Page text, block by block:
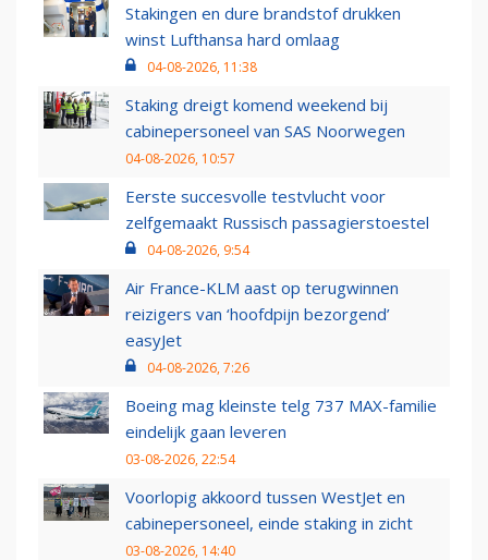
Stakingen en dure brandstof drukken
winst Lufthansa hard omlaag
04-08-2026, 11:38
Staking dreigt komend weekend bij
cabinepersoneel van SAS Noorwegen
04-08-2026, 10:57
Eerste succesvolle testvlucht voor
zelfgemaakt Russisch passagierstoestel
04-08-2026, 9:54
Air France-KLM aast op terugwinnen
reizigers van ‘hoofdpijn bezorgend’
easyJet
04-08-2026, 7:26
Boeing mag kleinste telg 737 MAX-familie
eindelijk gaan leveren
03-08-2026, 22:54
Voorlopig akkoord tussen WestJet en
cabinepersoneel, einde staking in zicht
03-08-2026, 14:40